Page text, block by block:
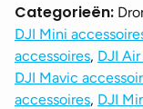
1/2
-
Zwart
aantal
Categorieën:
DJI Mini
accessoires, DJI
DJI Mavic
accessoires, DJI